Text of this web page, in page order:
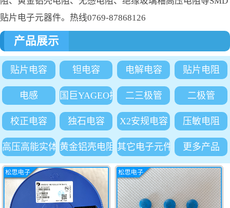
贴片电子元器件。热线0769-87868126
产品展示
贴片电容 钽电容 电解电容 贴片电阻
电感 国巨YAGEO插件电阻
二三极管 二极管
校正电容 独石电容 X2安规电容 压敏电阻
高压高能实体吸收电阻
黄金铝壳电阻 其它电子元件 更多产品